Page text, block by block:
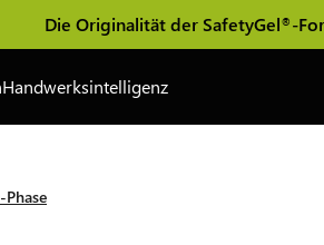
Originalität der SafetyGel®-Formel,
Handwerksintelligenz